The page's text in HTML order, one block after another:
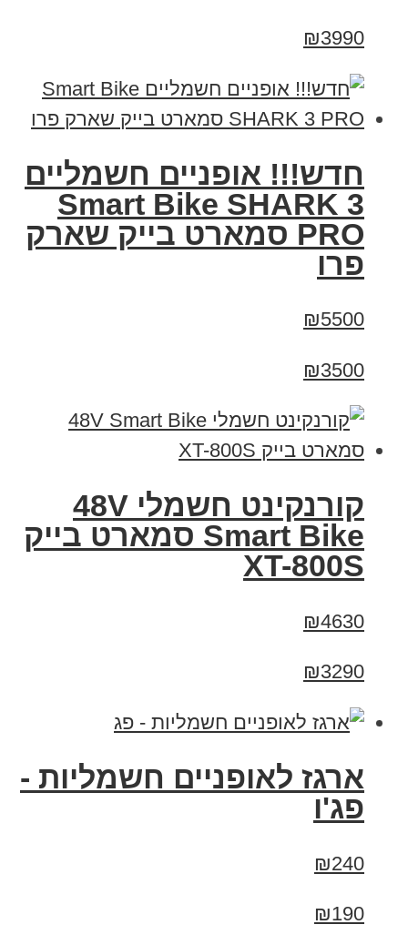
₪3990
חדש!!! אופניים חשמליים
Smart Bike SHARK 3
PRO סמארט בייק שארק
פרו
₪5500
₪3500
קורנקינט חשמלי 48V
Smart Bike סמארט בייק
XT-800S
₪4630
₪3290
ארגז לאופניים חשמליות -
פג'ו
₪240
₪190